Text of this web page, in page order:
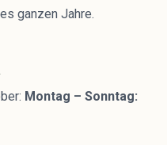
ganzen Jahre.
Montag – Sonntag: